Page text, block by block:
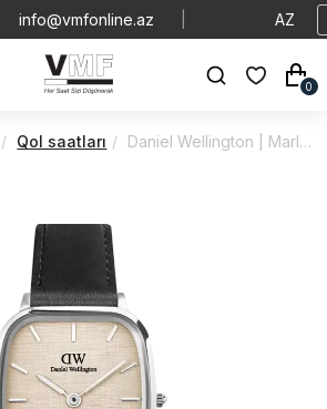
info@vmfonline.az AZ
0
Qol saatları Daniel Wellington | Marlon | Sheffield | DW00100813